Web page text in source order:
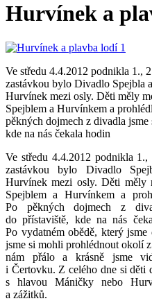
Hurvínek a
Ve středu 4.4.2012 podnikla 1.,
zastávkou bylo Divadlo Spejbla
Hurvínek mezi osly. Děti měly
Spejblem a Hurvínkem a
pěkných dojmech z divadla
kde na nás čekala hodin
Ve středu 4.4.2012 podnikla
zastávkou bylo Divadlo
Hurvínek mezi osly. Děti měly
Spejblem a Hurvínkem a
Po pěkných dojmech z
do přístaviště, kde na nás
Po vydatném obědě, který
jsme si mohli prohlédnout okolí
nám přálo a krásně jsme
i Čertovku. Z celého dne si děti
s hlavou Máničky nebo
a zážitků.